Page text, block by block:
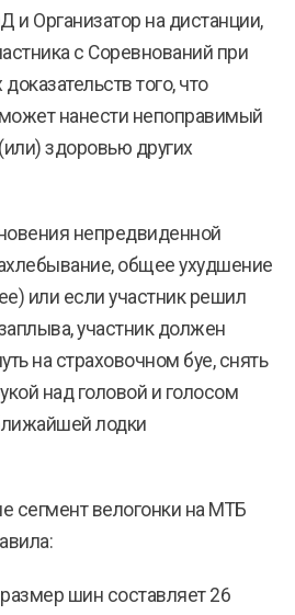
и Организатор на дистанции,
с Соревнований при
того, что
нанести непоправимый
здоровью других
непредвиденной
общее ухудшение
или если участник решил
участник должен
на страховочном буе, снять
над головой и голосом
лодки
сегмент велогонки на МТБ
шин составляет 26